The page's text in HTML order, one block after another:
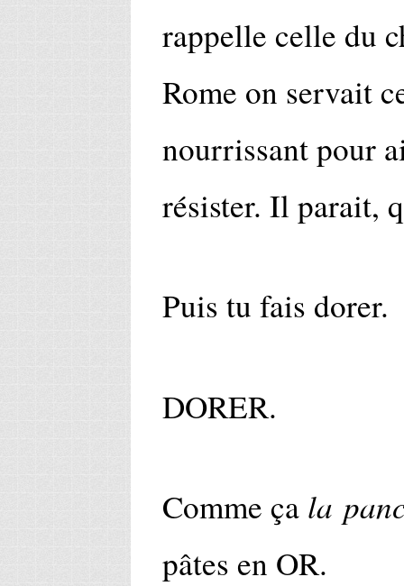
rappelle celle du
Rome on servait
nourrissant pour
résister. Il parait,
Puis tu fais dorer.
DORER.
Comme ça la
pâtes en OR.